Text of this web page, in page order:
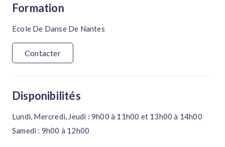
Formation
Ecole De Danse De Nantes
Contacter
Disponibilités
Lundi, Mercredi, Jeudi : 9h00 à 11h00 et 13h00 à 14h00
Samedi : 9h00 à 12h00